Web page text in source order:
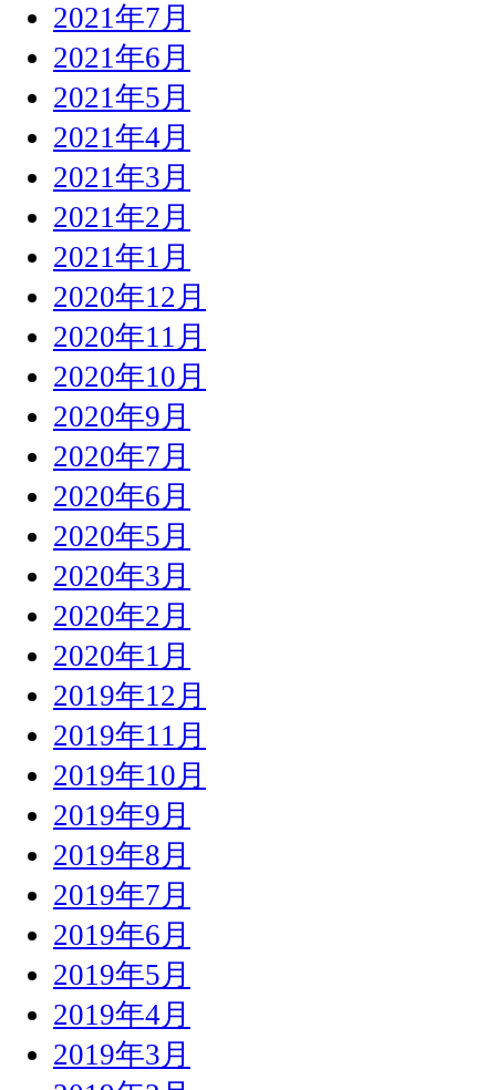
2021年7月
2021年6月
2021年5月
2021年4月
2021年3月
2021年2月
2021年1月
2020年12月
2020年11月
2020年10月
2020年9月
2020年7月
2020年6月
2020年5月
2020年3月
2020年2月
2020年1月
2019年12月
2019年11月
2019年10月
2019年9月
2019年8月
2019年7月
2019年6月
2019年5月
2019年4月
2019年3月